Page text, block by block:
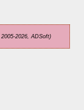
2005-2026, ADSoft)